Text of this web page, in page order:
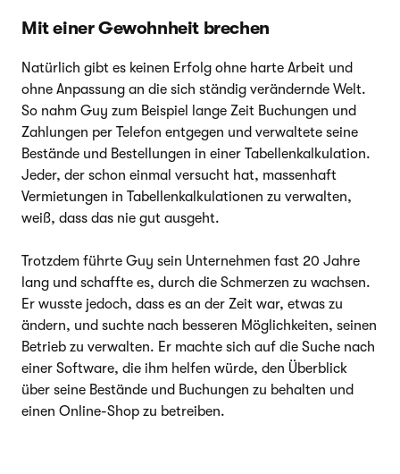
Mit einer Gewohnheit brechen
Natürlich gibt es keinen Erfolg ohne harte Arbeit und
ohne Anpassung an die sich ständig verändernde Welt.
So nahm Guy zum Beispiel lange Zeit Buchungen und
Zahlungen per Telefon entgegen und verwaltete seine
Bestände und Bestellungen in einer Tabellenkalkulation.
Jeder, der schon einmal versucht hat, massenhaft
Vermietungen in Tabellenkalkulationen zu verwalten,
weiß, dass das nie gut ausgeht.
Trotzdem führte Guy sein Unternehmen fast 20 Jahre
lang und schaffte es, durch die Schmerzen zu wachsen.
Er wusste jedoch, dass es an der Zeit war, etwas zu
ändern, und suchte nach besseren Möglichkeiten, seinen
Betrieb zu verwalten. Er machte sich auf die Suche nach
einer Software, die ihm helfen würde, den Überblick
über seine Bestände und Buchungen zu behalten und
einen Online-Shop zu betreiben.